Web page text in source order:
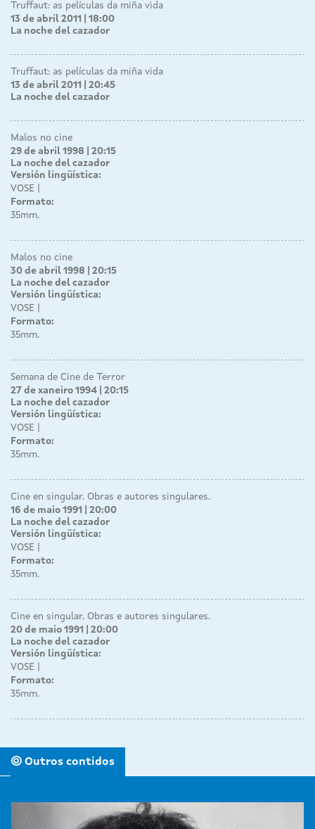
Truffaut: as películas da miña vida
13 de abril 2011 | 18:00
La noche del cazador
Truffaut: as películas da miña vida
13 de abril 2011 | 20:45
La noche del cazador
Malos no cine
29 de abril 1998 | 20:15
La noche del cazador
Versión lingüística:
VOSE
Formato:
35mm.
Malos no cine
30 de abril 1998 | 20:15
La noche del cazador
Versión lingüística:
VOSE
Formato:
35mm.
Semana de Cine de Terror
27 de xaneiro 1994 | 20:15
La noche del cazador
Versión lingüística:
VOSE
Formato:
35mm.
Cine en singular. Obras e autores singulares.
16 de maio 1991 | 20:00
La noche del cazador
Versión lingüística:
VOSE
Formato:
35mm.
Cine en singular. Obras e autores singulares.
20 de maio 1991 | 20:00
La noche del cazador
Versión lingüística:
VOSE
Formato:
35mm.
Outros contidos